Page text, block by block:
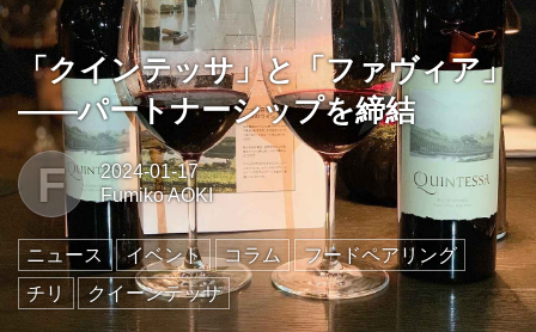
「クインテッサ」と「ファヴィア」
――パートナーシップを締結
F
2024-01-17
Fumiko AOKI
ニュース イベント コラム
フードペアリング
チリ
クイーンテッサ